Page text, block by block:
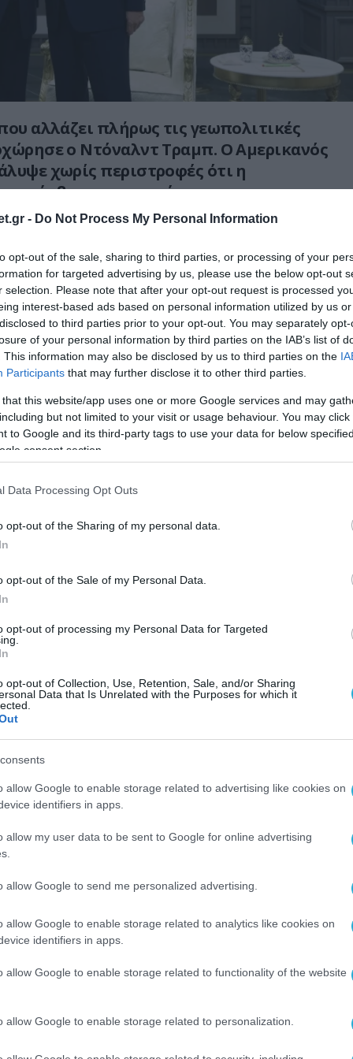
- Do Not Process My Personal Information
opt-out of the sale, sharing to third parties, or processing of your
for targeted advertising by us, please use the below opt-out
selection. Please note that after your opt-out request is processed
interest-based ads based on personal information utilized by us
to third parties prior to your opt-out. You may separately
of your personal information by third parties on the IAB’s list of
This information may also be disclosed by us to third parties on the
Participants that may further disclose it to other third parties.
that this website/app uses one or more Google services and may
but not limited to your visit or usage behaviour. You may
to Google and its third-party tags to use your data for below
consent section.
Data Processing Opt Outs
opt-out of the Sharing of my personal data.
opt-out of the Sale of my Personal Data.
opt-out of processing my Personal Data for Targeted
opt-out of Collection, Use, Retention, Sale, and/or Sharing
Data that Is Unrelated with the Purposes for which it
allow Google to enable storage related to advertising like cookies on
identifiers in apps.
allow my user data to be sent to Google for online advertising
allow Google to send me personalized advertising.
allow Google to enable storage related to analytics like cookies on
identifiers in apps.
allow Google to enable storage related to functionality of the website
allow Google to enable storage related to personalization.
αλλάζει πλήρως τις γεωπολιτικές
ο Ντόναλντ Τραμπ. Ο Αμερικανός
χωρίς περιστροφές ότι η
και η σχέση του με τον
ήταν ο μοναδικός λόγος που
πόλεμο κατά του Ισραήλ!
Ντόναλντ Τραμπ ότι η προσωπική του
Ταγίπ Ερντογάν ήταν ο μοναδικός λόγος
ενεπλάκη στρατιωτικά σε έναν γενικευμένο
δεν είναι απλά μια επικοινωνιακή
τη βάση της στρατηγικής του για τη Μέση
βασίζεται στο δόγμα «διαχείρισης μέσω
δημοσιογράφων, ο Τραμπ
σε μια παραδοχή που ερμηνεύεται
με βελούδινο γάντι.
την Τουρκία.
είχαν μπει στη μάχη από την αντίθετη
είναι ένα έθνος που υπήρξε πάρα πολύ
με πολλούς τρόπους όσον αφορά
εξαιτίας μου»,συμπλήρωσε με έμφαση.
Israel. They could’ve gotten into the fight on
in many ways which respect to our
Source Intel (@Osint613)
July 7, 2026
του Αμερικανού προέδρου μόνο τυχαία
και πολιτική στάση κατά του Ισραήλ κατά τη
συγκρούσεων σε Γάζα, με τη
το Ιράν,